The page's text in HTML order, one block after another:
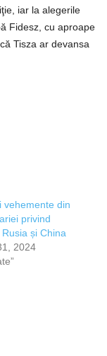
iar la alegerile
Fidesz, cu aproape
Tisza ar devansa
vehemente din
privind
și China
2024